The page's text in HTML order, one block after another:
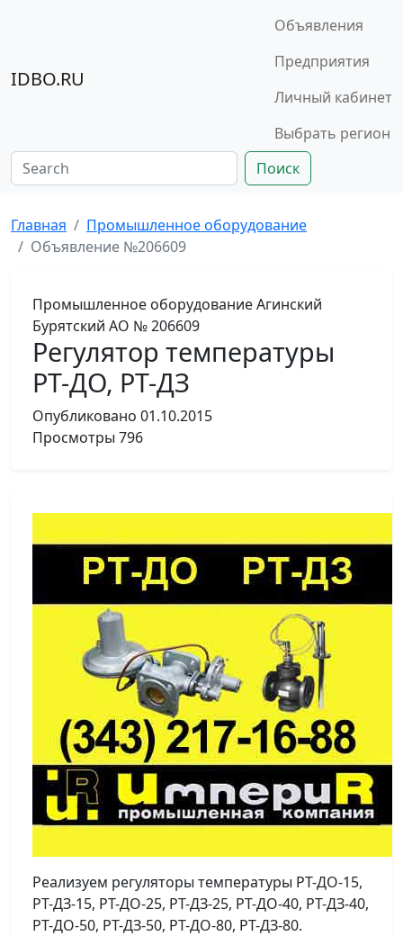
IDBO.RU
Объявления
Предприятия
Личный кабинет
Выбрать регион
Поиск
Главная
Промышленное оборудование
Объявление №206609
Промышленное оборудованиеАгинский
Бурятский АО № 206609
Регулятор температуры
РТ-ДО, РТ-ДЗ
Опубликовано 01.10.2015
Просмотры 796
Реализуем регуляторы температуры РТ-ДО-15,
РТ-ДЗ-15, РТ-ДО-25, РТ-ДЗ-25, РТ-ДО-40, РТ-ДЗ-40,
РТ-ДО-50, РТ-ДЗ-50, РТ-ДО-80, РТ-ДЗ-80.